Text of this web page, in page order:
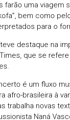
farão uma viagem
bem como
para o
teve destaque na
que se
é um fluxo
afro-brasileira à
trabalha novas
Naná